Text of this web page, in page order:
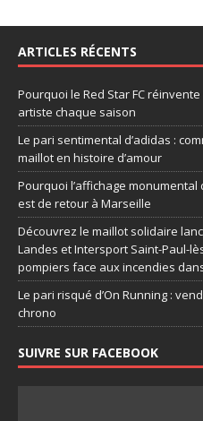
ARTICLES RÉCENTS
Pourquoi le Red Star FC
artiste chaque saison
Le pari sentimental d’adidas :
maillot en histoire d’amour
Pourquoi l’affichage
est de retour à Marseille
Découvrez le maillot solidaire
Landes et Intersport Saint-Paul-
pompiers face aux incendies
Le pari risqué d’On Running :
chrono
SUIVRE SUR FACEBOOK